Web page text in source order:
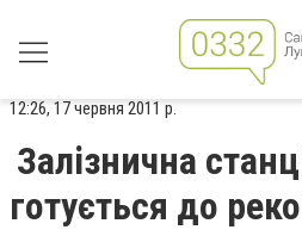
12:26, 17 червня 2011 р.
Залізнична
готується до